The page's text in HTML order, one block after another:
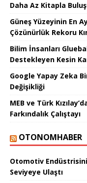
Daha Az Kitapla
Güneş Yüzeyinin En
Çözünürlük Rekoru
Bilim İnsanları
Destekleyen Kesin
Google Yapay Zeka
Değişikliği
MEB ve Türk
Farkındalık Çalıştayı
OTONOMHABER
Otomotiv
Seviyeye Ulaştı